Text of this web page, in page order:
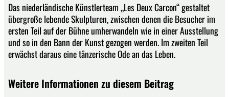
Das niederländische Künstlerteam „Les Deux Carcon“ gestaltet
übergroße lebende Skulpturen, zwischen denen die Besucher im
ersten Teil auf der Bühne umherwandeln wie in einer Ausstellung
und so in den Bann der Kunst gezogen werden. Im zweiten Teil
erwächst daraus eine tänzerische Ode an das Leben.
Weitere Informationen zu diesem Beitrag